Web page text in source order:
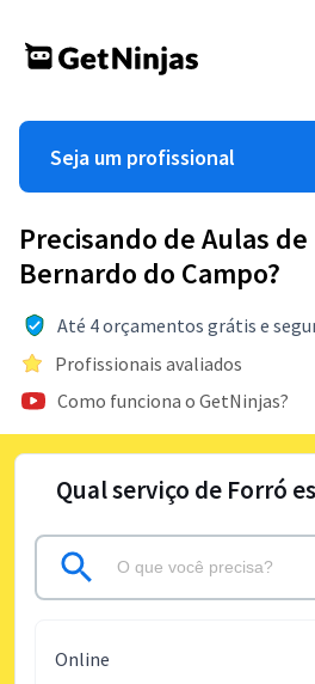
Seja um profissional
Precisando de Aulas
Bernardo do Campo?
Até 4 orçamentos grátis e
Profissionais avaliados
Como funciona o GetNinjas?
Qual serviço de Forró
Online